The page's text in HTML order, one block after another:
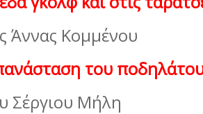
Κομμένου
του
Μήλη